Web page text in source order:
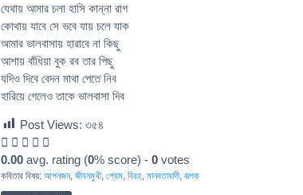
যেথায় আমার চলা হাসি কান্না রাগ
কোথায় যাবে সে ভবে যায় চলে যাক
আমার ভালবাসায় হারাবে না কিছু
আশায় বাঁধিয়া বুক রব তার পিছু
যদিও দিবে বেদন মাথা পেতে নিব
হারিয়ে গেলেও তাকে ভালবাসা দিব
Post Views: ৩৫৪
0.00 avg. rating (0% score) - 0 votes
কবিতার বিষয়: আপনজন, জীবনমুখী প্রেম বিরহ মানবতাবাদী ,রূপক